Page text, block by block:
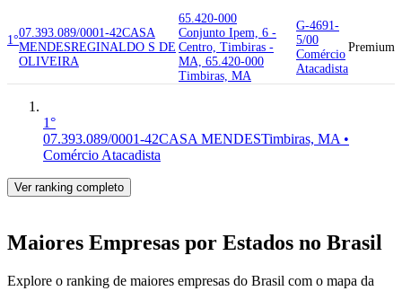
1°
07.393.089/0001-42CASA
MENDESREGINALDO S DE
OLIVEIRA
65.420-000
Conjunto Ipem, 6 -
Centro, Timbiras -
MA, 65.420-000
Timbiras, MA
G-4691-
5/00
Comércio
Atacadista
Premium
1°
07.393.089/0001-42CASA MENDESTimbiras, MA •
Comércio Atacadista
Ver ranking completo
Maiores Empresas por Estados no Brasil
Explore o ranking de maiores empresas do Brasil com o mapa da